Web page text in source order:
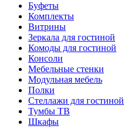
Буфеты
Комплекты
Витрины
Зеркала для гостиной
Комоды для гостиной
Консоли
Мебельные стенки
Модульная мебель
Полки
Стеллажи для гостиной
Тумбы ТВ
Шкафы